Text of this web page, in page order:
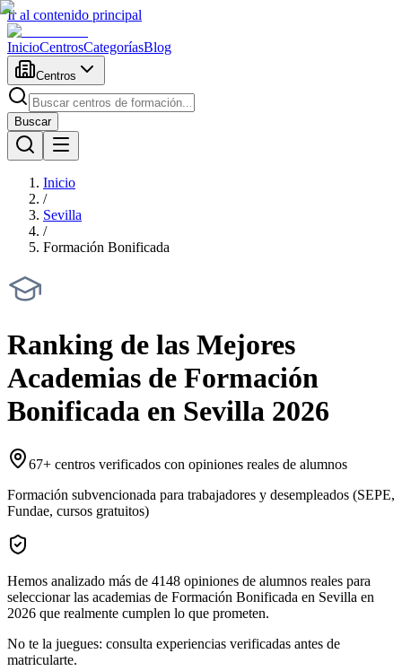
Ir al contenido principal
InicioCentrosCategoríasBlog
Centros
Buscar
Inicio
/
Sevilla
/
Formación Bonificada
Ranking de las Mejores
Academias de Formación
Bonificada en Sevilla 2026
67+ centros verificados con opiniones reales de alumnos
Formación subvencionada para trabajadores y desempleados (SEPE,
Fundae, cursos gratuitos)
Hemos analizado más de 4148 opiniones de alumnos reales para
seleccionar las academias de Formación Bonificada en Sevilla en
2026 que realmente cumplen lo que prometen.
No te la juegues: consulta experiencias verificadas antes de
matricularte.